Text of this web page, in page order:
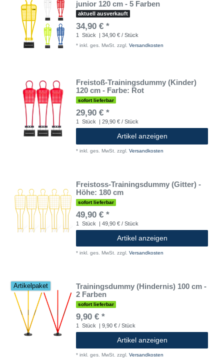
junior 120 cm - 5 Farben
aktuell ausverkauft
34,90 € *
1 Stück | 34,90 € / Stück
* inkl. ges. MwSt. zzgl. Versandkosten
Freistoß-Trainingsdummy (Kinder)
120 cm - Farbe: Rot
sofort lieferbar
29,90 € *
1 Stück | 29,90 € / Stück
Artikel anzeigen
* inkl. ges. MwSt. zzgl. Versandkosten
Freistoss-Trainingsdummy (Gitter) -
Höhe: 180 cm
sofort lieferbar
49,90 € *
1 Stück | 49,90 € / Stück
Artikel anzeigen
* inkl. ges. MwSt. zzgl. Versandkosten
Artikelpaket
Trainingsdummy (Hindernis) 100 cm -
2 Farben
sofort lieferbar
9,90 € *
1 Stück | 9,90 € / Stück
Artikel anzeigen
* inkl. ges. MwSt. zzgl. Versandkosten